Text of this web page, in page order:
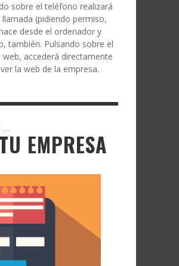
sobre el teléfono realizará
(pidiendo permiso,
desde el ordenador y
también. Pulsando sobre el
accederá directamente
la web de la empresa.
...
EMPRESA